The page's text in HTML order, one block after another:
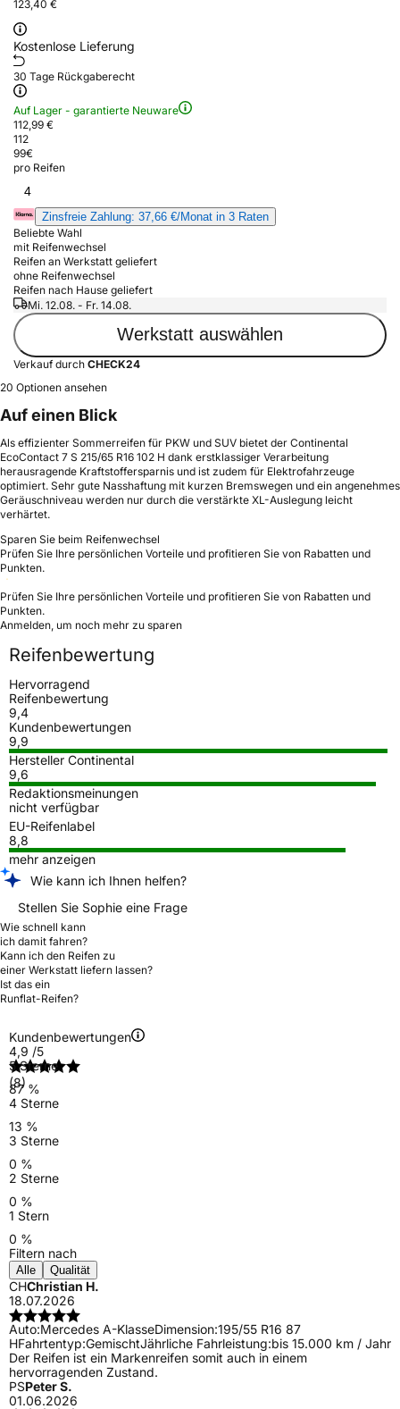
123,40 €
Kostenlose Lieferung
30 Tage Rückgaberecht
Auf Lager - garantierte Neuware
112,99 €
112
99€
pro Reifen
4
Zinsfreie Zahlung: 37,66 €/Monat in 3 Raten
Beliebte Wahl
mit Reifenwechsel
Reifen an Werkstatt geliefert
ohne Reifenwechsel
Reifen nach Hause geliefert
Mi. 12.08. - Fr. 14.08.
Werkstatt auswählen
Verkauf durch CHECK24
20 Optionen ansehen
Auf einen Blick
Als effizienter Sommerreifen für PKW und SUV bietet der Continental
EcoContact 7 S 215/65 R16 102 H dank erstklassiger Verarbeitung
herausragende Kraftstoffersparnis und ist zudem für Elektrofahrzeuge
optimiert. Sehr gute Nasshaftung mit kurzen Bremswegen und ein angenehmes
Geräuschniveau werden nur durch die verstärkte XL-Auslegung leicht
verhärtet.
Sparen Sie beim Reifenwechsel
Prüfen Sie Ihre persönlichen Vorteile und profitieren Sie von Rabatten und
Punkten.
Prüfen Sie Ihre persönlichen Vorteile und profitieren Sie von Rabatten und
Punkten.
Anmelden, um noch mehr zu sparen
Reifenbewertung
Hervorragend
Reifenbewertung
9,4
Kundenbewertungen
9,9
Hersteller Continental
9,6
Redaktionsmeinungen
nicht verfügbar
EU-Reifenlabel
8,8
mehr anzeigen
Wie kann ich Ihnen helfen?
Stellen Sie Sophie eine Frage
Wie schnell kann
ich damit fahren?
Kann ich den Reifen zu
einer Werkstatt liefern lassen?
Ist das ein
Runflat-Reifen?
Kundenbewertungen
4,9 /5
(8)
5 Sterne
87 %
4 Sterne
13 %
3 Sterne
0 %
2 Sterne
0 %
1 Stern
0 %
Filtern nach
Alle Qualität
CHChristian H.
18.07.2026
Auto:Mercedes A-KlasseDimension:195/55 R16 87
HFahrtentyp:GemischtJährliche Fahrleistung:bis 15.000 km / Jahr
Der Reifen ist ein Markenreifen somit auch in einem
hervorragenden Zustand.
PSPeter S.
01.06.2026